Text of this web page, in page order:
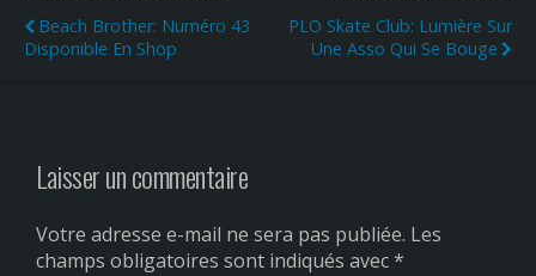
Beach Brother: Numéro 43
Disponible En Shop
PLO Skate Club: Lumière Sur
Une Asso Qui Se Bouge
Laisser un commentaire
Votre adresse e-mail ne sera pas publiée. Les
champs obligatoires sont indiqués avec*